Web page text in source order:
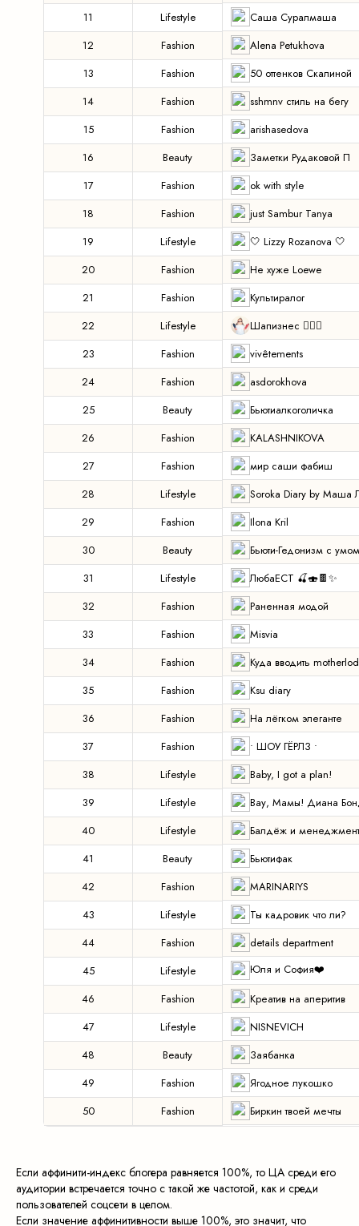
11
Lifestyle
Саша Суралмаша
12
Fashion
Alena Petukhova
13
Fashion
50 оттенков Скалиной
14
Fashion
sshmnv стиль на бегу
15
Fashion
arishasedova
16
Beauty
Заметки Рудаковой П
17
Fashion
ok with style
18
Fashion
just Sambur Tanya
19
Lifestyle
🤍 Lizzy Rozanova 🤍
20
Fashion
Не хуже Loewe
21
Fashion
Культиралог
22
Lifestyle
Шапизнес 🤹🏼‍♀️
23
Fashion
vivêtements️
24
Fashion
asdorokhova
25
Beauty
Бьютиалкоголичка
26
Fashion
KALASHNIKOVA
27
Fashion
мир саши фабиш
28
Lifestyle
Soroka Diary by Маша
29
Fashion
Ilona Kril
30
Beauty
Бьюти-Гедонизм с умом
31
Lifestyle
ЛюбаЕСТ 🍒🍣🍫✨
32
Fashion
Раненная модой
33
Fashion
Misvia
34
Fashion
Куда вводить
35
Fashion
Ksu diary
36
Fashion
На лёгком элеганте
37
Fashion
• ШОУ ГЁРЛЗ •
38
Lifestyle
Baby, I got a plan!
39
Lifestyle
Вау, Мамы! Диана
40
Lifestyle
Балдёж и менеджмент
41
Beauty
Бьютифак
42
Fashion
MARINARIYS
43
Lifestyle
Ты кадровик что ли?
44
Fashion
details department
45
Lifestyle
Юля и София❤️
46
Fashion
Креатив на аперитив️
47
Lifestyle
NISNEVICH
48
Beauty
Заябанка
49
Fashion
Ягодное лукошко
50
Fashion Биркин твоей мечты
Если аффинити-индекс блогера равняется 100%, то ЦА среди его
аудитории встречается точно с такой же частотой, как и среди
пользователей соцсети в целом.
Если значение аффинитивности выше 100%, это значит, что